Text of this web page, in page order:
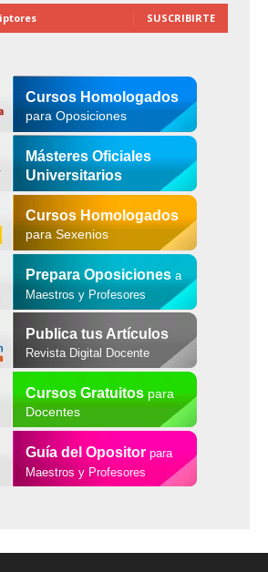
SUSCRIBIRTE
Cursos Homologados
para Oposiciones
Másteres Oficiales
Universitarios
Cursos Homologados
para Sexenios
Prepara Oposiciones a
Maestros y Profesores
Publica tus Artículos
Revista Digital Docente
Cursos Gratuitospara
Docentes
Guía del Opositor para
Maestros y Profesores